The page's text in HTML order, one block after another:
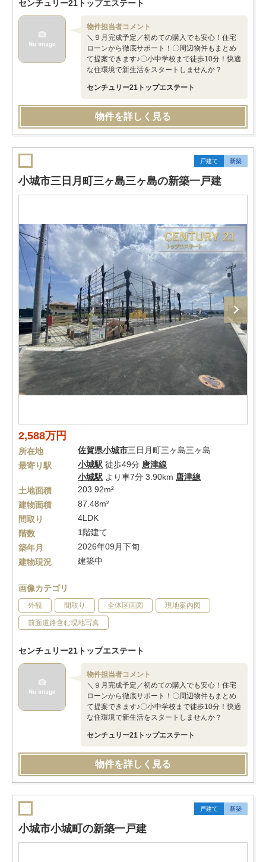
センチュリー21トップエステート
物件担当者コメント
＼９月完成予定／初めての購入でも安心！住宅
ローンから徹底サポート！〇周辺物件もまとめ
て提案できます♪〇小中学校まで徒歩10分！快適
な住環境で新生活をスタートしませんか？
センチュリー21トップエステート
物件を詳しく見る
戸建て 新築
小城市三日月町三ヶ島三ヶ島の新築一戸建
2,588万円
所在地 佐賀県小城市三日月町三ヶ島三ヶ島
最寄り駅
小城駅 徒歩49分 唐津線
小城駅 より車7分 3.90km 唐津線
土地面積
203.92m²
建物面積
87.48m²
間取り
4LDK
階数
1階建て
築年月
2026年09月下旬
建物現況
建築中
画像カテゴリ
外観 間取り 全体区画図 現地案内図
前面道路含む現地写真
センチュリー21トップエステート
物件担当者コメント
＼９月完成予定／初めての購入でも安心！住宅
ローンから徹底サポート！〇周辺物件もまとめ
て提案できます♪〇小中学校まで徒歩10分！快適
な住環境で新生活をスタートしませんか？
センチュリー21トップエステート
物件を詳しく見る
戸建て 新築
小城市小城町の新築一戸建